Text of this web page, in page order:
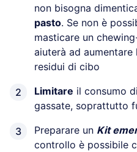
non bisogna
pasto. Se non è
masticare un
aiuterà ad
residui di cibo
Limitare il consumo
gassate, soprattutto
Preparare un Kit
controllo è possibile